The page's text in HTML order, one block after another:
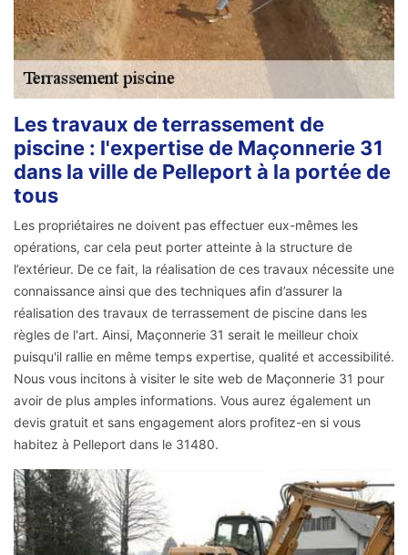
Les travaux de terrassement de
piscine : l'expertise de Maçonnerie 31
dans la ville de Pelleport à la portée de
tous
Les propriétaires ne doivent pas effectuer eux-mêmes les
opérations, car cela peut porter atteinte à la structure de
l’extérieur. De ce fait, la réalisation de ces travaux nécessite une
connaissance ainsi que des techniques afin d’assurer la
réalisation des travaux de terrassement de piscine dans les
règles de l'art. Ainsi, Maçonnerie 31 serait le meilleur choix
puisqu'il rallie en même temps expertise, qualité et accessibilité.
Nous vous incitons à visiter le site web de Maçonnerie 31 pour
avoir de plus amples informations. Vous aurez également un
devis gratuit et sans engagement alors profitez-en si vous
habitez à Pelleport dans le 31480.